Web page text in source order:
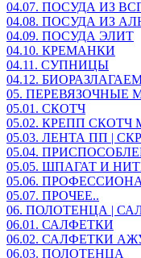
04.07. ПОСУДА ИЗ
04.08. ПОСУДА ИЗ
04.09. ПОСУДА ЭЛИТ
04.10. КРЕМАНКИ
04.11. СУПНИЦЫ
04.12.
05. ПЕРЕВЯЗОЧНЫЕ
05.01. СКОТЧ
05.02. КРЕПП
05.03. ЛЕНТА ПП |
05.04.
05.05. ШПАГАТ И
05.06.
05.07. ПРОЧЕЕ..
06. ПОЛОТЕНЦА |
06.01. САЛФЕТКИ
06.02. САЛФЕТКИ
06.03. ПОЛОТЕНЦА